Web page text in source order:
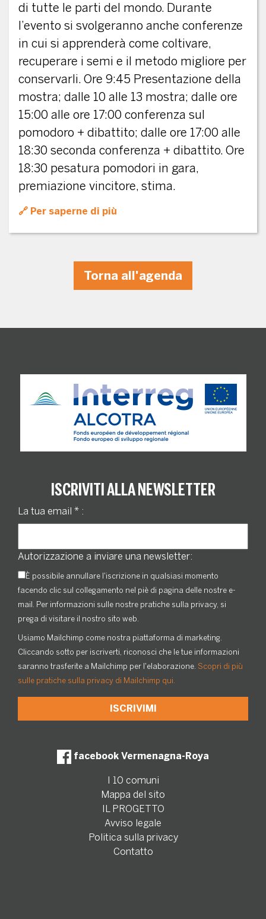
di tutte le parti del mondo. Durante
l’evento si svolgeranno anche conferenze
in cui si apprenderà come coltivare,
recuperare i semi e il metodo migliore per
conservarli. Ore 9:45 Presentazione della
mostra; dalle 10 alle 13 mostra; dalle ore
15:00 alle ore 17:00 conferenza sul
pomodoro + dibattito; dalle ore 17:00 alle
18:30 seconda conferenza + dibattito. Ore
18:30 pesatura pomodori in gara,
premiazione vincitore, stima.
Per saperne di più
Torna all'agenda
ISCRIVITI ALLA NEWSLETTER
La tua email * :
Autorizzazione a inviare una newsletter:
È possibile annullare l'iscrizione in qualsiasi momento
facendo clic sul collegamento nel piè di pagina delle nostre e-
mail. Per informazioni sulle nostre pratiche sulla privacy, si
prega di visitare il nostro sito web.
Usiamo Mailchimp come nostra piattaforma di marketing.
Cliccando sotto per iscriverti, riconosci che le tue informazioni
saranno trasferite a Mailchimp per l'elaborazione. Scopri di più
sulle pratiche sulla privacy di Mailchimp qui.
facebook Vermenagna-Roya
I 10 comuni
Mappa del sito
IL PROGETTO
Avviso legale
Politica sulla privacy
Contatto